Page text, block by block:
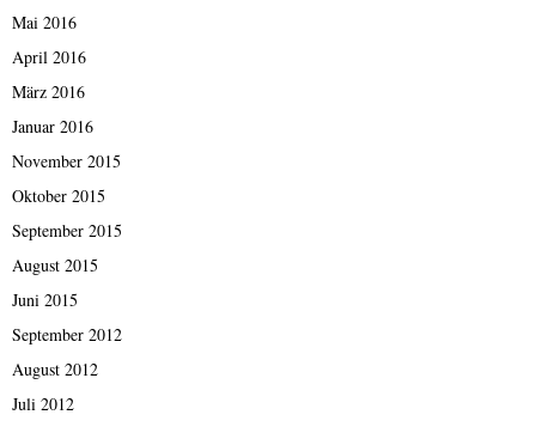
Mai 2016
April 2016
März 2016
Januar 2016
November 2015
Oktober 2015
September 2015
August 2015
Juni 2015
September 2012
August 2012
Juli 2012